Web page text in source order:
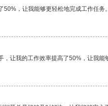
50%，让我能够更轻松地完成工作任
让我的工作效率提高了50%，让我能